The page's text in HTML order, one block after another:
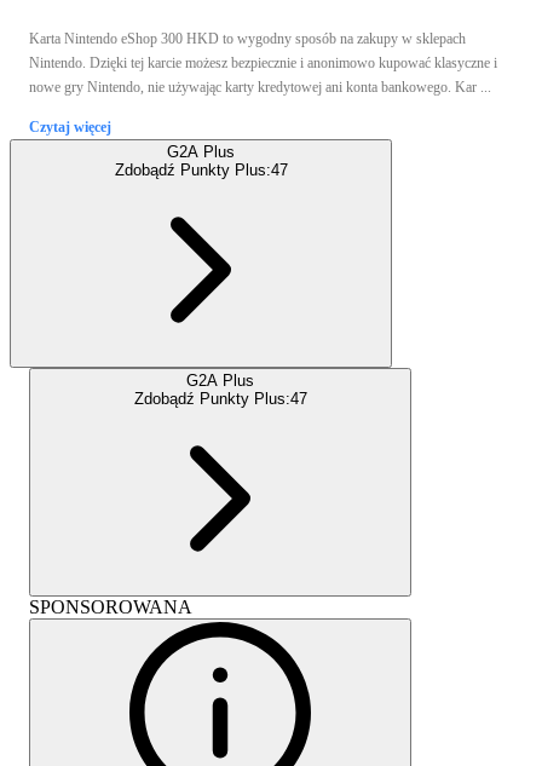
Karta Nintendo eShop 300 HKD to wygodny sposób na zakupy w sklepach
Nintendo. Dzięki tej karcie możesz bezpiecznie i anonimowo kupować klasyczne i
nowe gry Nintendo, nie używając karty kredytowej ani konta bankowego. Kar ...
Czytaj więcej
G2A Plus
Zdobądź Punkty Plus:47
G2A Plus
Zdobądź Punkty Plus:47
SPONSOROWANA